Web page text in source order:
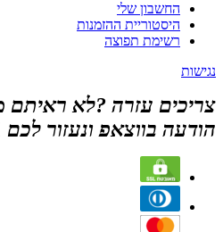
החשבון שלי
היסטוריית ההזמנות
רשימת תפוצה
נגישות
צריכים עזרה ?לא
הודעה בווצאפ ונעזור לכם 0533380201 אליס